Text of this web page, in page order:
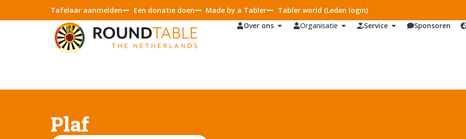
Tafelaar aanmelden Een donatie doen Made by a Tabler
Tabler.world (Leden login)
Over ons
Organisatie Service Sponsoren
Plaf